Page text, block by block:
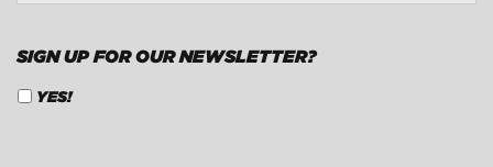
SIGN UP FOR OUR NEWSLETTER?
YES!